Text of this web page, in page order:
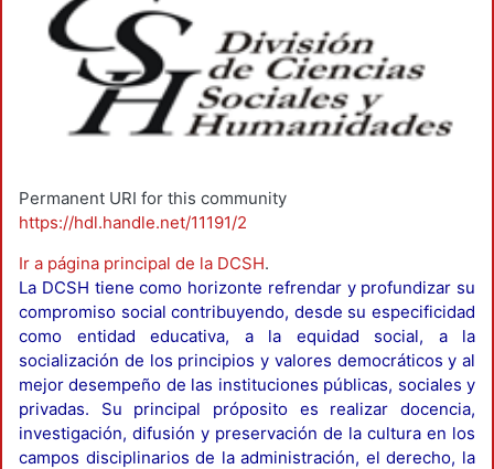
Permanent URI for this community
https://hdl.handle.net/11191/2
Ir a página principal de la DCSH.
La DCSH tiene como horizonte refrendar y profundizar su
compromiso social contribuyendo, desde su especificidad
como entidad educativa, a la equidad social, a la
socialización de los principios y valores democráticos y al
mejor desempeño de las instituciones públicas, sociales y
privadas. Su principal próposito es realizar docencia,
investigación, difusión y preservación de la cultura en los
campos disciplinarios de la administración, el derecho, la